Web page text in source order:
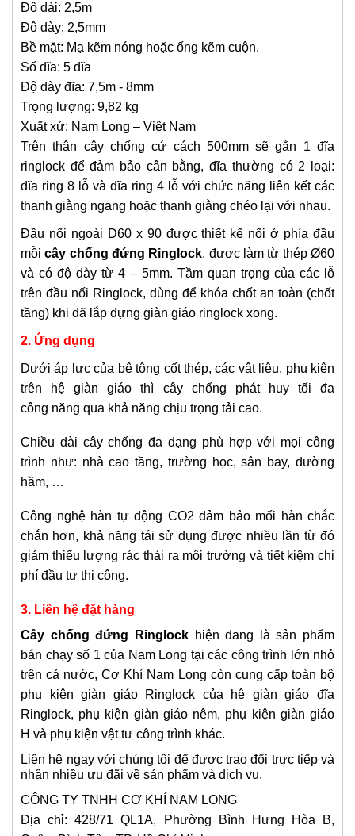
Độ dài: 2,5m
Độ dày: 2,5mm
Bề mặt: Mạ kẽm nóng hoặc ống kẽm cuộn.
Số đĩa: 5 đĩa
Độ dày đĩa: 7,5m - 8mm
Trọng lượng: 9,82 kg
Xuất xứ: Nam Long – Việt Nam
Trên thân cây chống cứ cách 500mm sẽ gắn 1 đĩa
ringlock để đảm bảo cân bằng, đĩa thường có 2 loại:
đĩa ring 8 lỗ và đĩa ring 4 lỗ với chức năng liên kết các
thanh giằng ngang hoặc thanh giằng chéo lại với nhau.
Đầu nối ngoài D60 x 90 được thiết kế nối ở phía đầu
mỗicây chống đứng Ringlock, được làm từ thép Ø60
và có độ dày từ 4 – 5mm. Tầm quan trọng của các lỗ
trên đầu nối Ringlock, dùng để khóa chốt an toàn (chốt
tầng) khi đã lắp dựng giàn giáo ringlock xong.
2. Ứng dụng
Dưới áp lực của bê tông cốt thép, các vật liệu, phụ kiện
trên hệ giàn giáo thì cây chống phát huy tối đa
công năng qua khả năng chịu trọng tải cao.
Chiều dài cây chống đa dạng phù hợp với mọi công
trình như: nhà cao tầng, trường học, sân bay, đường
hầm, …
Công nghệ hàn tự động CO2 đảm bảo mối hàn chắc
chắn hơn, khả năng tái sử dụng được nhiều lần từ đó
giảm thiểu lượng rác thải ra môi trường và tiết kiệm chi
phí đầu tư thi công.
3. Liên hệ đặt hàng
Cây chống đứng Ringlockhiện đang là sản phẩm
bán chạy số 1 của Nam Long tại các công trình lớn nhỏ
trên cả nước, Cơ Khí Nam Long còn cung cấp toàn bộ
phụ kiện giàn giáo Ringlock của hệ giàn giáo đĩa
Ringlock, phụ kiện giàn giáo nêm, phụ kiện giàn giáo
H và phụ kiện vật tư công trình khác.
Liên hệ ngay với chúng tôi để được trao đổi trực tiếp và
nhận nhiều ưu đãi về sản phẩm và dịch vụ.
CÔNG TY TNHH CƠ KHÍ NAM LONG
Địa chỉ: 428/71 QL1A, Phường Bình Hưng Hòa B,